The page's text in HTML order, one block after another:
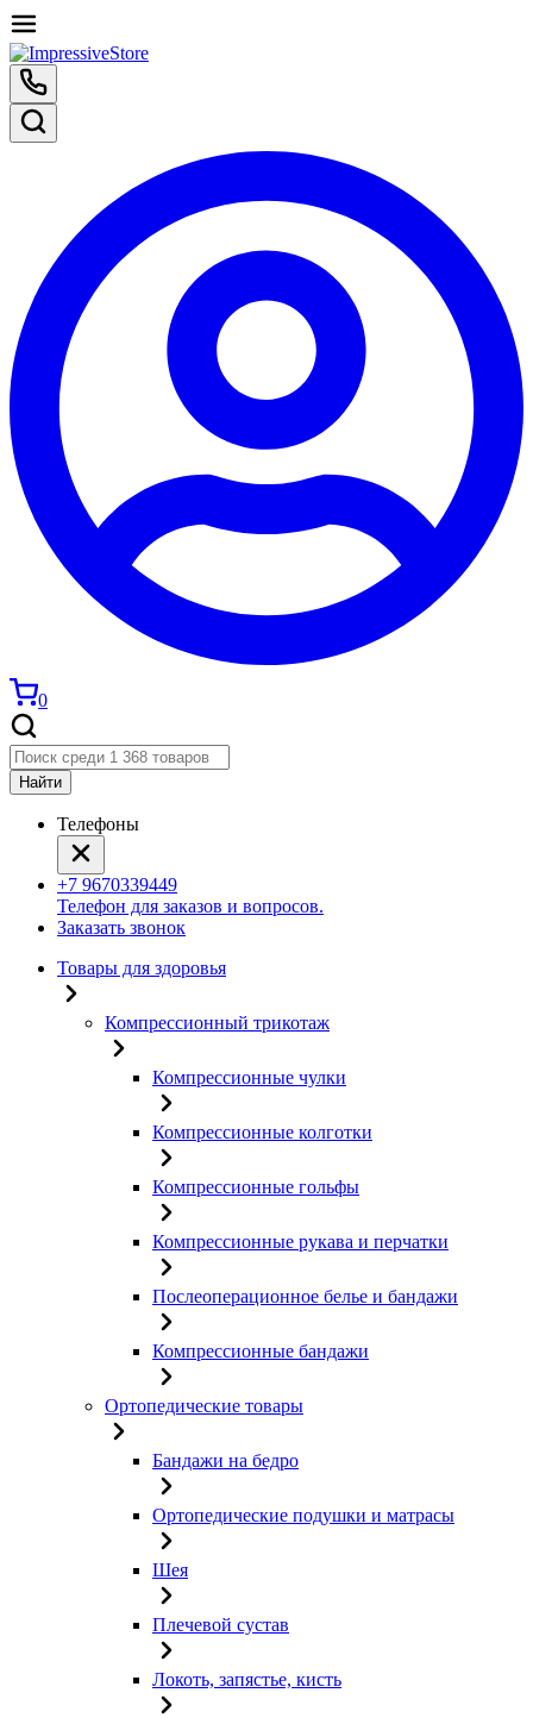
0
Найти
Телефоны
+7 9670339449
Телефон для заказов и вопросов.
Заказать звонок
Товары для здоровья
Компрессионный трикотаж
Компрессионные чулки
Компрессионные колготки
Компрессионные гольфы
Компрессионные рукава и перчатки
Послеоперационное белье и бандажи
Компрессионные бандажи
Ортопедические товары
Бандажи на бедро
Ортопедические подушки и матрасы
Шея
Плечевой сустав
Локоть, запястье, кисть